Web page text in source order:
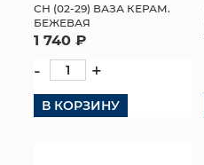
СН (02-29) ВАЗА КЕРАМ.
БЕЖЕВАЯ
1 740 ₽
- +
В КОРЗИНУ